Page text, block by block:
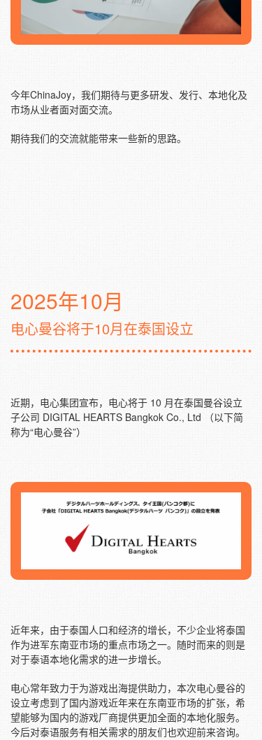
今年ChinaJoy，我们期待与更多研发、发行、本地化及
市场从业者面对面交流。
期待我们的交流就能带来一些新的思路。
2025年10月
电心曼谷将于10月在泰国设立
近期，电心集团宣布，电心将于 10 月在泰国曼谷设立
子公司 DIGITAL HEARTS Bangkok Co., Ltd （以下简
称为“电心曼谷”）
近年来，由于泰国人口和经济的增长，不少企业将泰国
作为进军东南亚市场的重点市场之一。随时而来的则是
对于泰语本地化需求的进一步增长。
电心常年致力于为游戏出海提供助力，本次电心曼谷的
设立考虑到了国内游戏近年来在东南亚市场的扩张，希
望能够为国内的游戏厂商提供更加全面的本地化服务。
今后对泰语服务有相关需求的朋友们也欢迎前来咨询。